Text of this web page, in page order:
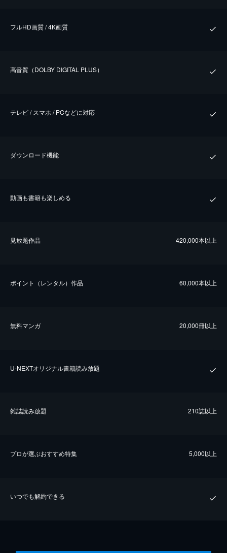
フルHD画質 / 4K画質
⾼⾳質（DOLBY DIGITAL PLUS）
テレビ / スマホ / PCなどに対応
ダウンロード機能
動画も書籍も楽しめる
⾒放題作品 420,000本以上
ポイント（レンタル）作品 60,000本以上
無料マンガ 20,000冊以上
U-NEXTオリジナル書籍読み放題
雑誌読み放題 210誌以上
プロが選ぶおすすめ特集 5,000以上
いつでも解約できる